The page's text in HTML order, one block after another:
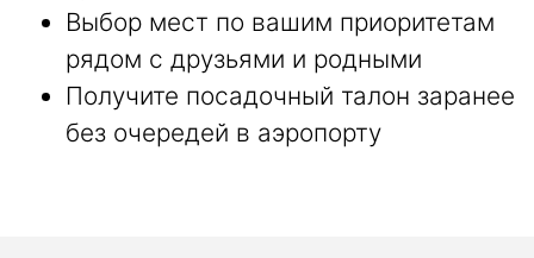
Выбор мест по вашим приоритетам
рядом с друзьями и родными
Получите посадочный талон заранее
без очередей в аэропорту